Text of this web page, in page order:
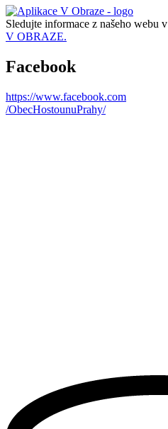
Sledujte informace z našeho webu v
V OBRAZE.
Facebook
https://www.facebook.com
/ObecHostounuPrahy/